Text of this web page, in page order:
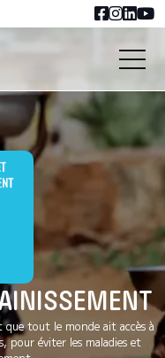
tout le monde ait accès à
pour éviter les maladies et